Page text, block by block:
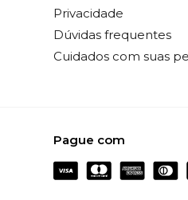
Privacidade
Dúvidas frequentes
Cuidados com suas
Pague com